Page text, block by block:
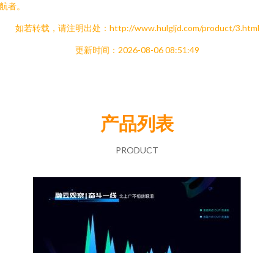
者。
如若转载，请注明出处：http://www.hulgljd.com/product/3.html
更新时间：2026-08-06 08:51:49
产品列表
PRODUCT